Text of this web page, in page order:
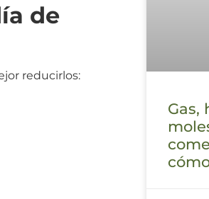
de
reducirlos:
Gas,